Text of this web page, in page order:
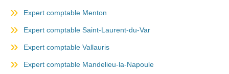
Expert comptable Menton
Expert comptable Saint-Laurent-du-Var
Expert comptable Vallauris
Expert comptable Mandelieu-la-Napoule